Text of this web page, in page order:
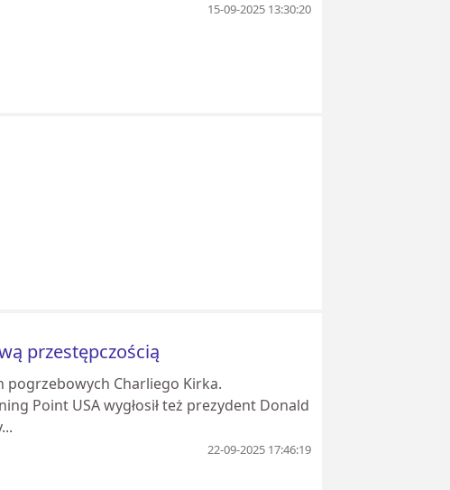
15-09-2025 13:30:20
przestępczością
pogrzebowych Charliego Kirka.
Point USA wygłosił też prezydent Donald
22-09-2025 17:46:19